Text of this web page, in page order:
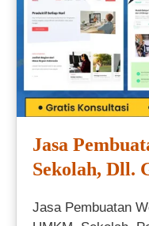
Jasa
Sekolah, Dll.
Jasa Pembuatan